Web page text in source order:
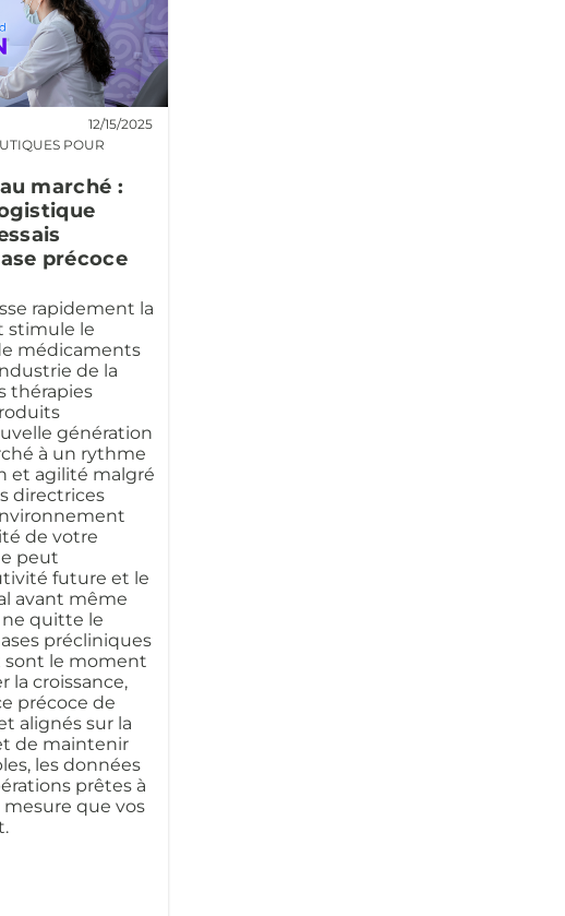
POUR
12/15/2025
marché :
précoce
rapidement la
stimule le
médicaments
de la
thérapies
génération
à un rythme
et agilité malgré
directrices
de votre
peut
future et le
avant même
quitte le
précliniques
sont le moment
la croissance,
précoce de
alignés sur la
de maintenir
les données
prêtes à
que vos